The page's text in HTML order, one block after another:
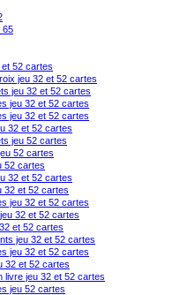
65
et 52 cartes
jeu 32 et 52 cartes
jeu 32 et 52 cartes
jeu 32 et 52 cartes
jeu 32 et 52 cartes
32 et 52 cartes
jeu 52 cartes
52 cartes
52 cartes
32 et 52 cartes
32 et 52 cartes
jeu 32 et 52 cartes
32 et 52 cartes
et 52 cartes
jeu 32 et 52 cartes
jeu 32 et 52 cartes
32 et 52 cartes
livre jeu 32 et 52 cartes
jeu 52 cartes